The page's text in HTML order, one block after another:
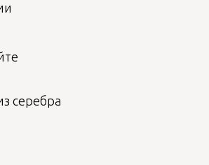
серебра